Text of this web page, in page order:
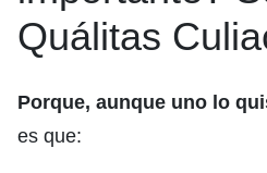
Quálitas
Porque, aunque uno lo
es que: